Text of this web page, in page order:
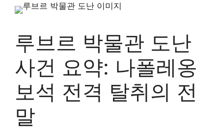
루브르 박물관 도난
사건 요약: 나폴레옹
보석 전격 탈취의 전
말